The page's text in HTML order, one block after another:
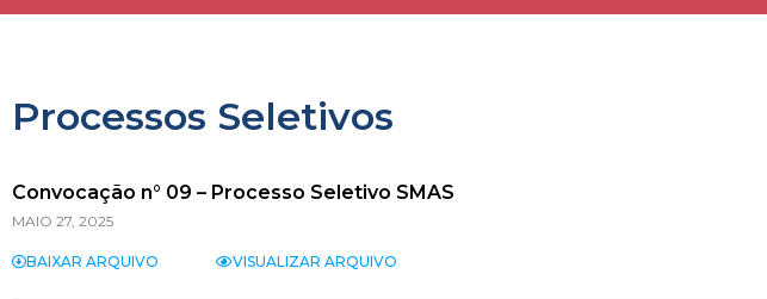
Processos Seletivos
Convocação n° 09 – Processo Seletivo SMAS
MAIO 27, 2025
BAIXAR ARQUIVO VISUALIZAR ARQUIVO